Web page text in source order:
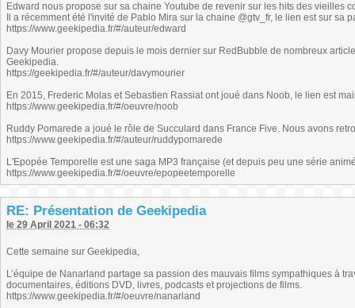
Edward nous propose sur sa chaine Youtube de revenir sur les hits des vieilles
Il a récemment été l'invité de Pablo Mira sur la chaine @gtv_fr, le lien est sur sa
https://www.geekipedia.fr/#/auteur/edward
Davy Mourier propose depuis le mois dernier sur RedBubble de nombreux
Geekipedia.
https://geekipedia.fr/#/auteur/davymourier
En 2015, Frederic Molas et Sebastien Rassiat ont joué dans Noob, le lien est
https://www.geekipedia.fr/#/oeuvre/noob
Ruddy Pomarede a joué le rôle de Succulard dans France Five. Nous avons
https://www.geekipedia.fr/#/auteur/ruddypomarede
L'Epopée Temporelle est une saga MP3 française (et depuis peu une série
https://www.geekipedia.fr/#/oeuvre/epopeetemporelle
RE: Présentation de Geekipedia
le 29 April 2021 - 06:32
Cette semaine sur Geekipedia,
L’équipe de Nanarland partage sa passion des mauvais films sympathiques à
documentaires, éditions DVD, livres, podcasts et projections de films.
https://www.geekipedia.fr/#/oeuvre/nanarland